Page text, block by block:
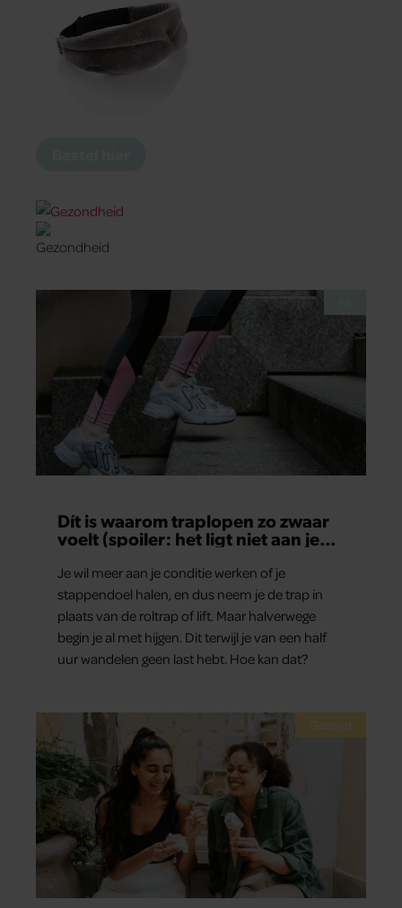
Dít is waarom traplopen zo zwaar
voelt (spoiler: het ligt niet aan je
Je wil meer aan je conditie werken of je
stappendoel halen, en dus neem je de trap in
plaats van de roltrap of lift. Maar halverwege
begin je al met hijgen. Dit terwijl je van een half
uur wandelen geen last hebt. Hoe kan dat?
Gezond